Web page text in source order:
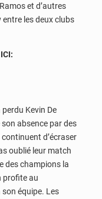
et d’autres
les deux clubs
Kevin De
absence par des
d’écraser
oublié leur match
des champions la
profite au
équipe. Les